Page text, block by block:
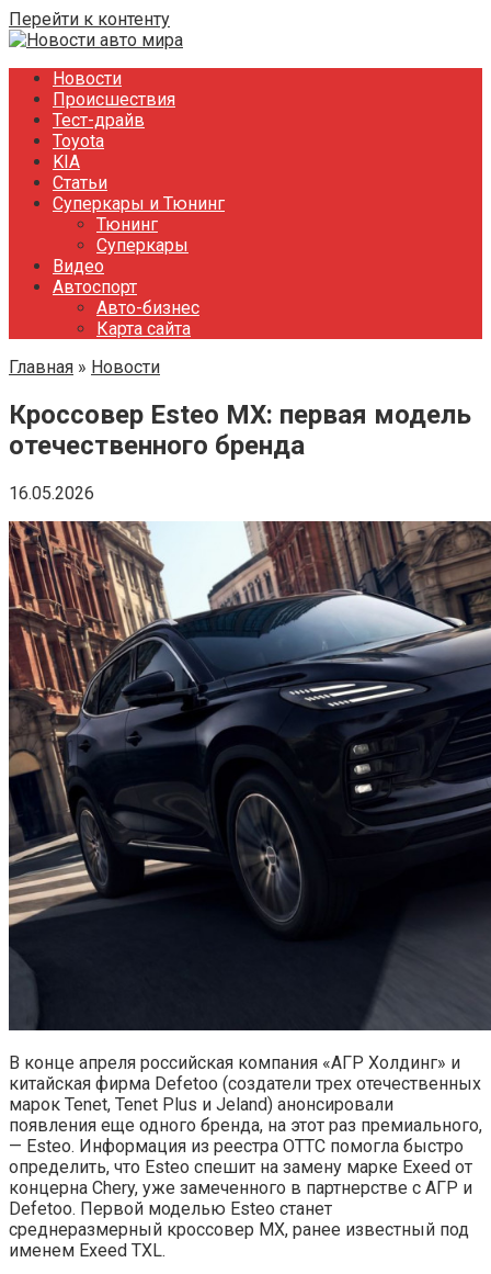
Перейти к контенту
Новости
Происшествия
Тест-драйв
Toyota
KIA
Статьи
Суперкары и Тюнинг
Тюнинг
Суперкары
Видео
Автоспорт
Авто-бизнес
Карта сайта
Главная » Новости
Кроссовер Esteo MX: первая модель
отечественного бренда
16.05.2026
В конце апреля российская компания «АГР Холдинг» и
китайская фирма Defetoo (создатели трех отечественных
марок Tenet, Tenet Plus и Jeland) анонсировали
появления еще одного бренда, на этот раз премиального,
— Esteo. Информация из реестра ОТТС помогла быстро
определить, что Esteo спешит на замену марке Exeed от
концерна Chery, уже замеченного в партнерстве с АГР и
Defetoo. Первой моделью Esteo станет
среднеразмерный кроссовер MX, ранее известный под
именем Exeed TXL.